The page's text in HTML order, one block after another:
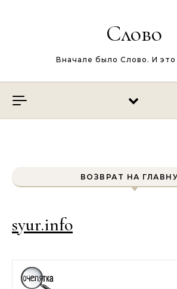
Слово
Вначале было Слово. И
ВОЗВРАТ НА
syur.info